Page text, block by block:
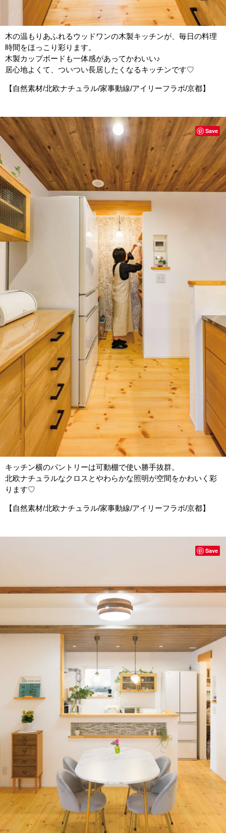
木の温もりあふれるウッドワンの木製キッチンが、毎日の料理
時間をほっこり彩ります。
木製カップボードも一体感があってかわいい♪
居心地よくて、ついつい長居したくなるキッチンです♡
【自然素材/北欧ナチュラル/家事動線/アイリーフラボ/京都】
キッチン横のパントリーは可動棚で使い勝手抜群。
北欧ナチュラルなクロスとやわらかな照明が空間をかわいく彩
ります♡
【自然素材/北欧ナチュラル/家事動線/アイリーフラボ/京都】
Save
Save